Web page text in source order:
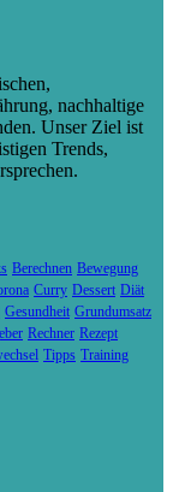
nachhaltige
Unser Ziel ist
Trends,
Berechnen Bewegung
Curry Dessert Diät
Gesundheit Grundumsatz
Rechner Rezept
Tipps Training